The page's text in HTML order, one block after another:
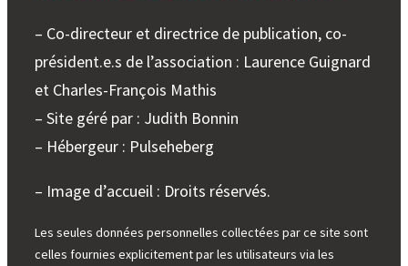
– Co-directeur et directrice de publication, co-
président.e.s de l’association : Laurence Guignard
et Charles-François Mathis
– Site géré par : Judith Bonnin
– Hébergeur : Pulseheberg
– Image d’accueil : Droits réservés.
Les seules données personnelles collectées par ce site sont
celles fournies explicitement par les utilisateurs via les